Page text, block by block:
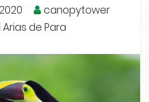
canopytower
Arias de Para